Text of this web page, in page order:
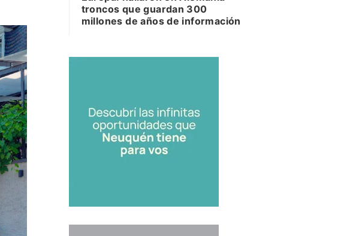
troncos que guardan 300
millones de años de información